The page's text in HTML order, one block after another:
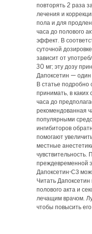
повторять 2 раза
лечения и
пола и для
часа до полового
эффект. В
суточной
зависит от
30 мг; эту дозу
Дапоксетин — один
В статье подробно
принимать, в каких
часа до
рекомендованная
популярными
ингибиторов
помогают
местные
преждевременной
Дапоксетин-СЗ
Читать
полового акта и
лечащим врачом.
чтобы повысить